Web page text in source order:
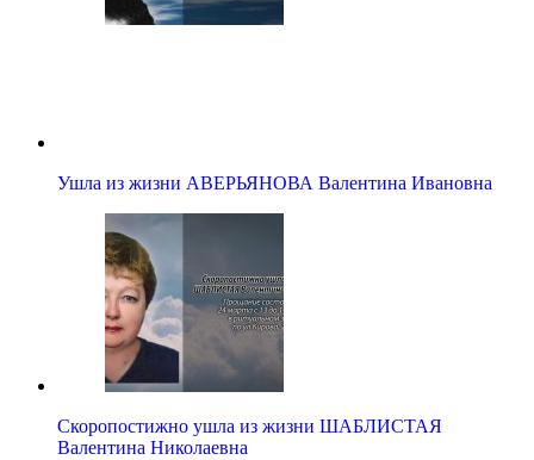
Ушла из жизни АВЕРЬЯНОВА Валентина Ивановна
Скоропостижно ушла из жизни ШАБЛИСТАЯ
Валентина Николаевна